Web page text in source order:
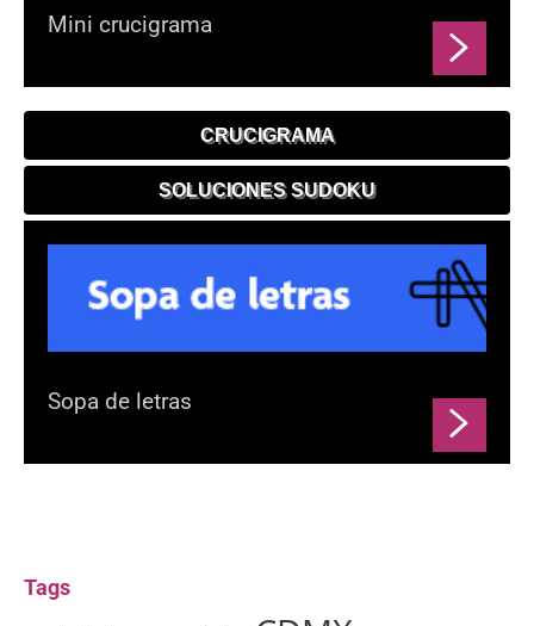
Mini crucigrama
CRUCIGRAMA
SOLUCIONES SUDOKU
Sopa de letras
Tags